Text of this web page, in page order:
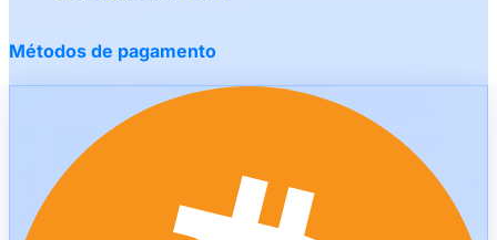
Métodos de pagamento